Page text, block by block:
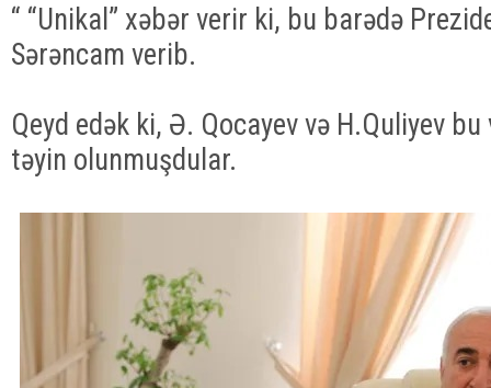
“ “Unikal” xəbər verir ki, bu barədə
Sərəncam verib.
Qeyd edək ki, Ə. Qocayev və H.Quliyev
təyin olunmuşdular.